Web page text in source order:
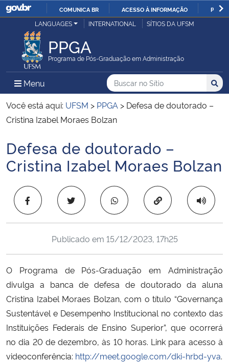
IR
COMUNICA BR ACESSO À INFORMAÇÃO
Ministério da Justiça e Segurança Pública
Ministério da Defesa
Ministério das Relações Exteriores
Ministério da Infraestrutura
Ministério da Educação
Ministério da Cidadania
Ministério de Minas e Energia
Ministério da Ciência, Tecnologia, Inovações e Comunicações
Ministério do Meio Ambiente
LANGUAGES INTERNATIONAL SÍTIOS DA UFSM
PPGA
Programa de Pós-Graduação em Administração
Menu Menu Principal do Sítio
Busca
Buscar no no Sítio
Busca:
Você está aqui: UFSM > PPGA > Defesa de doutorado –
Cristina Izabel Moraes Bolzan
Início do conteúdo
Defesa de doutorado –
Cristina Izabel Moraes Bolzan
Copiar para área
Publicado em 15/12/2023, 17h25
O Programa de Pós-Graduação em Administração
divulga a banca de defesa de doutorado da aluna
Cristina Izabel Moraes Bolzan, com o título “Governança
Sustentável e Desempenho Institucional no contexto das
Instituições Federais de Ensino Superior”, que ocorrerá
no dia 20 de dezembro, às 10 horas. Link para acesso à
videoconferência: http://meet.google.com/dki-hrbd-yva.